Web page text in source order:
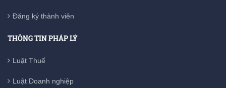
Đăng ký thành viên
THÔNG TIN PHÁP LÝ
Luật Thuế
Luật Doanh nghiệp